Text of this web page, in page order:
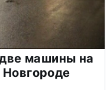
машины на